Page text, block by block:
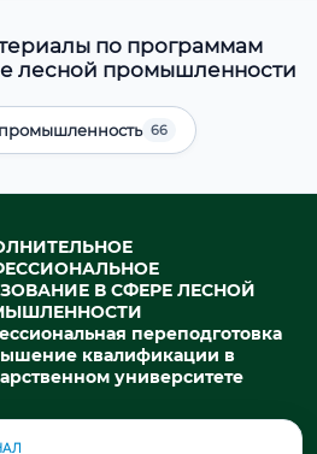
по программам
лесной промышленности
66
В СФЕРЕ ЛЕСНОЙ
переподготовка
квалификации в
университете